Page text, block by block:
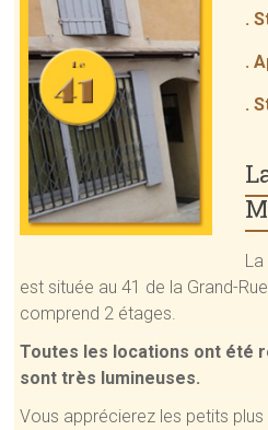
.
.
.
est située au 41 de la Grand-
comprend 2 étages.
Toutes les locations ont été
sont très lumineuses.
Vous apprécierez les petits